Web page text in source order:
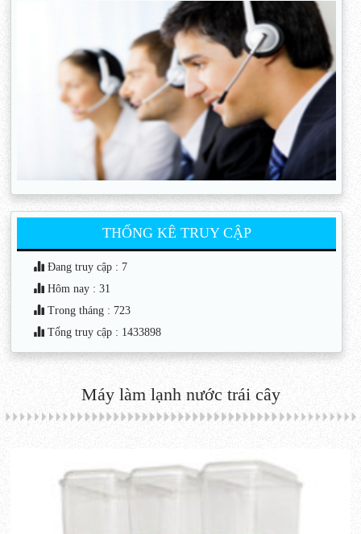
THỐNG KÊ TRUY CẬP
Đang truy cập : 7
Hôm nay : 31
Trong tháng : 723
Tổng truy cập : 1433898
Máy làm lạnh nước trái cây